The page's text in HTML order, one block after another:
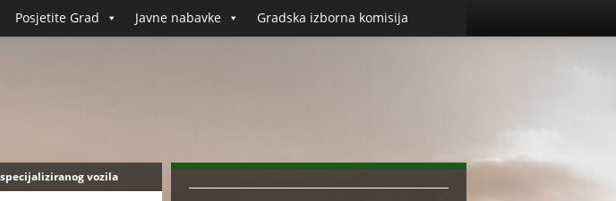
Posjetite Grad Javne nabavke Gradska izborna komisija
vozila